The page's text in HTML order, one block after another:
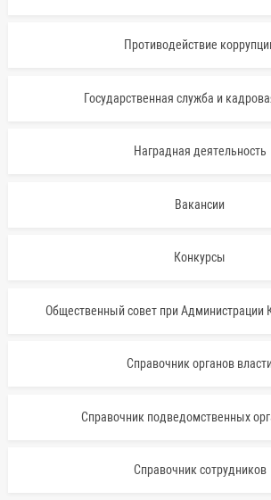
Противодействие
Государственная служба и
Наградная деятельность
Вакансии
Конкурсы
Общественный совет при Администрации
Справочник органов власти
Справочник подведомственных
Справочник сотрудников